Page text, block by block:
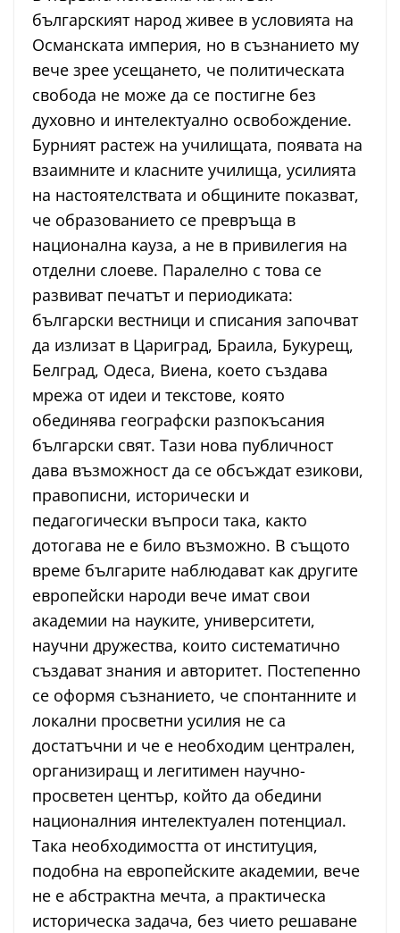
българският народ живее в условията на
Османската империя, но в съзнанието му
вече зрее усещането, че политическата
свобода не може да се постигне без
духовно и интелектуално освобождение.
Бурният растеж на училищата, появата на
взаимните и класните училища, усилията
на настоятелствата и общините показват,
че образованието се превръща в
национална кауза, а не в привилегия на
отделни слоеве. Паралелно с това се
развиват печатът и периодиката:
български вестници и списания започват
да излизат в Цариград, Браила, Букурещ,
Белград, Одеса, Виена, което създава
мрежа от идеи и текстове, която
обединява географски разпокъсания
български свят. Тази нова публичност
дава възможност да се обсъждат езикови,
правописни, исторически и
педагогически въпроси така, както
дотогава не е било възможно. В същото
време българите наблюдават как другите
европейски народи вече имат свои
академии на науките, университети,
научни дружества, които систематично
създават знания и авторитет. Постепенно
се оформя съзнанието, че спонтанните и
локални просветни усилия не са
достатъчни и че е необходим централен,
организиращ и легитимен научно-
просветен център, който да обедини
националния интелектуален потенциал.
Така необходимостта от институция,
подобна на европейските академии, вече
не е абстрактна мечта, а практическа
историческа задача, без чието решаване